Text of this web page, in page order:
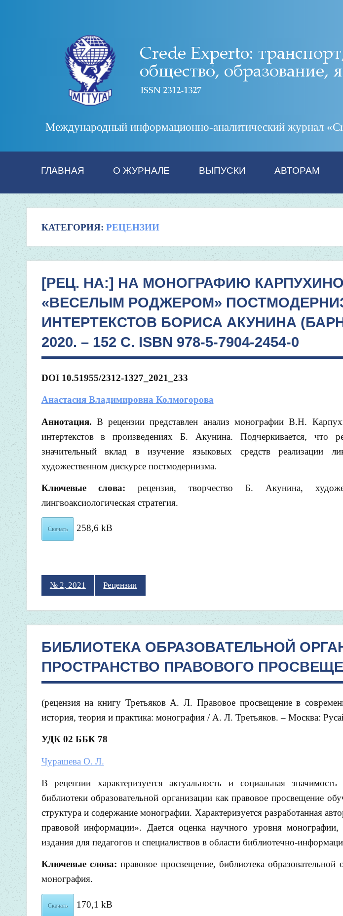
Международный информационно-аналитический журнал
ГЛАВНАЯ О ЖУРНАЛЕ ВЫПУСКИ АВТОРАМ
КАТЕГОРИЯ: РЕЦЕНЗИИ
[РЕЦ. НА:] НА МОНОГРАФИЮ
«ВЕСЕЛЫМ РОДЖЕРОМ»
ИНТЕРТЕКСТОВ БОРИСА АКУНИНА
2020. – 152 С. ISBN 978-5-7904-2454-0
DOI10.51955/2312-1327_2021_233
Анастасия Владимировна Колмогорова
Аннотация. В рецензии представлен анализ монографии В.Н.
интертекстов в произведениях Б. Акунина. Подчеркивается, что
значительный вклад в изучение языковых средств реализации
художественном дискурсе постмодернизма.
Ключевые слова:рецензия, творчество Б. Акунина,
лингвоаксиологическая стратегия.
Скачать 258,6 kB
№ 2, 2021 Рецензии
БИБЛИОТЕКА ОБРАЗОВАТЕЛЬНОЙ
ПРОСТРАНСТВО ПРАВОВОГО
(рецензия на книгу Третьяков А. Л. Правовое просвещение в
история, теория и практика: монография / А. Л. Третьяков. – Москва:
УДК 02 ББК 78
Чурашева О. Л.
В рецензии характеризуется актуальность и социальная значимость
библиотеки образовательной организации как правовое просвещение
структура и содержание монографии. Характеризуется разработанная
правовой информации». Дается оценка научного уровня монографии,
издания для педагогов и специалиствов в области библиотечно-
Ключевые слова:правовое просвещение, библиотека образовательной
монография.
Скачать 170,1 kB